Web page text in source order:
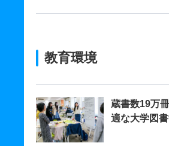
教育環境
蔵書数19万
適な大学図